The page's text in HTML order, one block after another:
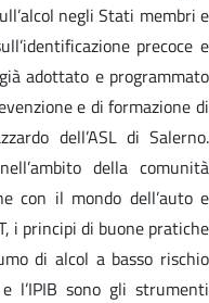
negli Stati membri e
precoce e
adottato e programmato
e di formazione di
dell’ASL di Salerno.
della comunità
con il mondo dell’auto e
i principi di buone pratiche
di alcol a basso rischio
l’IPIB sono gli strumenti